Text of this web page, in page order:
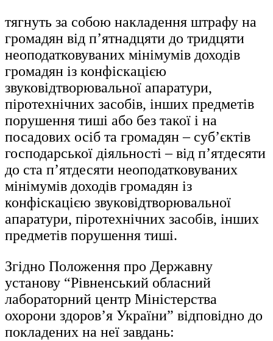
тягнуть за собою накладення штрафу на
громадян від п’ятнадцяти до тридцяти
неоподатковуваних мінімумів доходів
громадян із конфіскацією
звуковідтворювальної апаратури,
піротехнічних засобів, інших предметів
порушення тиші або без такої і на
посадових осіб та громадян – суб’єктів
господарської діяльності – від п’ятдесяти
до ста п’ятдесяти неоподатковуваних
мінімумів доходів громадян із
конфіскацією звуковідтворювальної
апаратури, піротехнічних засобів, інших
предметів порушення тиші.
Згідно Положення про Державну
установу “Рівненський обласний
лабораторний центр Міністерства
охорони здоров’я України” відповідно до
покладених на неї завдань: